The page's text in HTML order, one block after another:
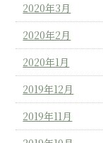
2020年3月
2020年2月
2020年1月
2019年12月
2019年11月